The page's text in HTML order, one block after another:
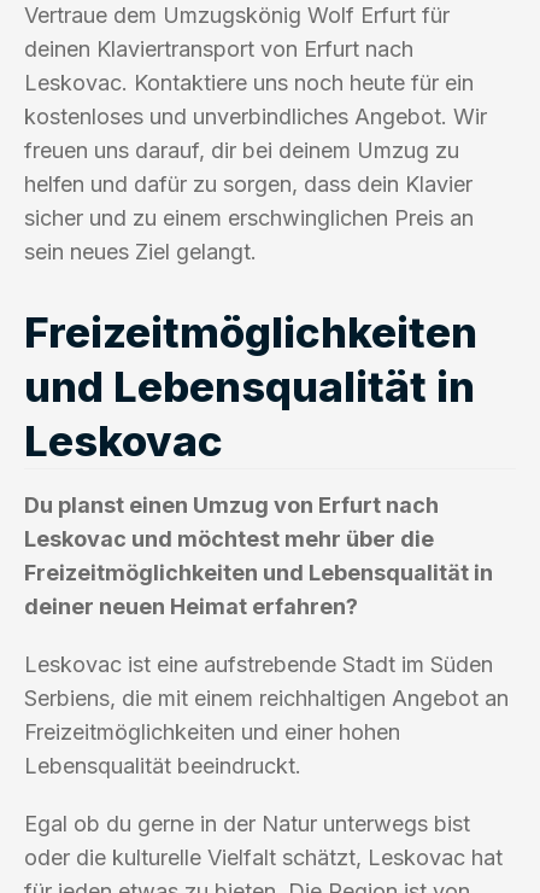
Vertraue dem Umzugskönig Wolf Erfurt für
deinen Klaviertransport von Erfurt nach
Leskovac. Kontaktiere uns noch heute für ein
kostenloses und unverbindliches Angebot. Wir
freuen uns darauf, dir bei deinem Umzug zu
helfen und dafür zu sorgen, dass dein Klavier
sicher und zu einem erschwinglichen Preis an
sein neues Ziel gelangt.
Freizeitmöglichkeiten
und Lebensqualität in
Leskovac
Du planst einen Umzug von Erfurt nach
Leskovac und möchtest mehr über die
Freizeitmöglichkeiten und Lebensqualität in
deiner neuen Heimat erfahren?
Leskovac ist eine aufstrebende Stadt im Süden
Serbiens, die mit einem reichhaltigen Angebot an
Freizeitmöglichkeiten und einer hohen
Lebensqualität beeindruckt.
Egal ob du gerne in der Natur unterwegs bist
oder die kulturelle Vielfalt schätzt, Leskovac hat